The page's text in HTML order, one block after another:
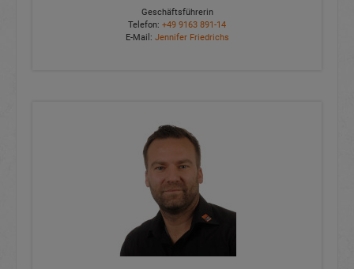
Geschäftsführerin
Telefon: +49 9163 891-14
E-Mail: Jennifer Friedrichs